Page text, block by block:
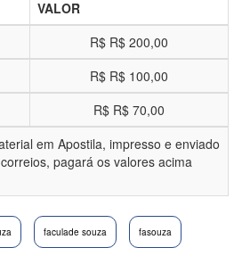
VALOR
R$ R$ 200,00
R$ R$ 100,00
R$ R$ 70,00
em Apostila, impresso e enviado
pagará os valores acima
faculade souza fasouza